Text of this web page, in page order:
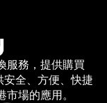
服務，提供購買
全、方便、快捷
場的應用。